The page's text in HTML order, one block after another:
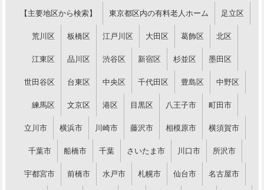
【主要地区から検索】 東京都区内の有料老人ホーム 足立区
荒川区 板橋区 江戸川区 大田区 葛飾区 北区
江東区 品川区 渋谷区 新宿区 杉並区 墨田区
世田谷区 台東区 中央区 千代田区 豊島区 中野区
練馬区 文京区 港区 目黒区 八王子市 町田市
立川市 横浜市 川崎市 藤沢市 相模原市 横須賀市
千葉市 船橋市 千葉 さいたま市 川口市 所沢市
宇都宮市 前橋市 水戸市 札幌市 仙台市 名古屋市